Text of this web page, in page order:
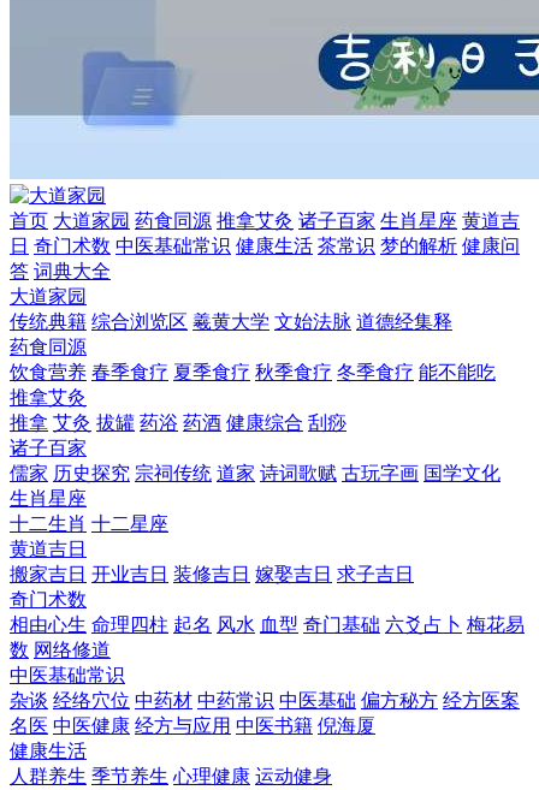
首页 大道家园 药食同源 推拿艾灸 诸子百家 生肖星座 黄道吉
日 奇门术数 中医基础常识 健康生活 茶常识 梦的解析 健康问
答 词典大全
大道家园
传统典籍 综合浏览区 羲黄大学 文始法脉 道德经集释
药食同源
饮食营养 春季食疗 夏季食疗 秋季食疗 冬季食疗 能不能吃
推拿艾灸
推拿 艾灸 拔罐 药浴 药酒 健康综合 刮痧
诸子百家
儒家 历史探究 宗祠传统 道家 诗词歌赋 古玩字画 国学文化
生肖星座
十二生肖 十二星座
黄道吉日
搬家吉日 开业吉日 装修吉日 嫁娶吉日 求子吉日
奇门术数
相由心生 命理四柱 起名 风水 血型 奇门基础 六爻占卜 梅花易
数 网络修道
中医基础常识
杂谈 经络穴位 中药材 中药常识 中医基础 偏方秘方 经方医案
名医 中医健康 经方与应用 中医书籍 倪海厦
健康生活
人群养生 季节养生 心理健康 运动健身